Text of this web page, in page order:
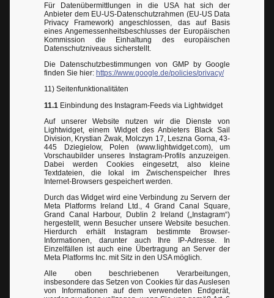
Für Datenübermittlungen in die USA hat sich der
Anbieter dem EU-US-Datenschutzrahmen (EU-US Data
Privacy Framework) angeschlossen, das auf Basis
eines Angemessenheitsbeschlusses der Europäischen
Kommission die Einhaltung des europäischen
Datenschutzniveaus sicherstellt.
Die Datenschutzbestimmungen von GMP by Google
finden Sie hier: https://www.google.de/policies/privacy/
11) Seitenfunktionalitäten
11.1 Einbindung des Instagram-Feeds via Lightwidget
Auf unserer Website nutzen wir die Dienste von
Lightwidget, einem Widget des Anbieters Black Sail
Division, Krystian Żwak, Molczyn 17, Leszna Gorna, 43-
445 Dziegielow, Polen (www.lightwidget.com), um
Vorschaubilder unseres Instagram-Profils anzuzeigen.
Dabei werden Cookies eingesetzt, also kleine
Textdateien, die lokal im Zwischenspeicher Ihres
Internet-Browsers gespeichert werden.
Durch das Widget wird eine Verbindung zu Servern der
Meta Platforms Ireland Ltd., 4 Grand Canal Square,
Grand Canal Harbour, Dublin 2 Ireland („Instagram“)
hergestellt, wenn Besucher unsere Website besuchen.
Hierdurch erhält Instagram bestimmte Browser-
Informationen, darunter auch Ihre IP-Adresse. In
Einzelfällen ist auch eine Übertragung an Server der
Meta Platforms Inc. mit Sitz in den USA möglich.
Alle oben beschriebenen Verarbeitungen,
insbesondere das Setzen von Cookies für das Auslesen
von Informationen auf dem verwendeten Endgerät,